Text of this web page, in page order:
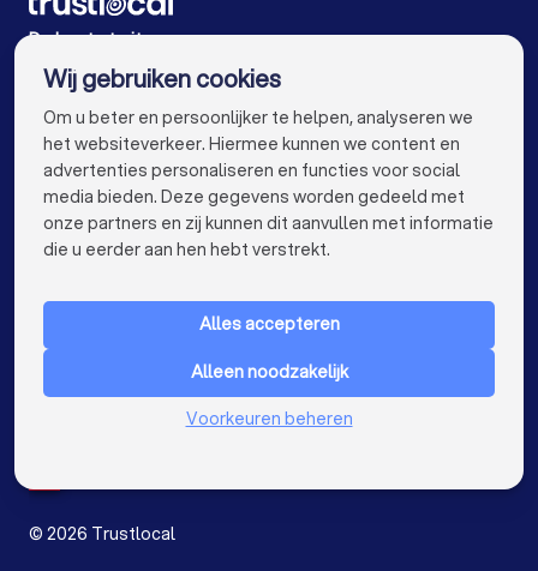
Traiteurs in Kortrijk
Traiteurs in Hasselt
Traiteurs in Sint-Niklaas
Traiteurs in Roeselare
Traiteurs in Beveren
Traiteurs in Dendermonde
Traiteurs in Beringen
Traiteurs in Turnhout
Traiteurs in Dilbeek
Traiteurs in Sint-Truiden
Traiteurs in Lokeren
Traiteurs in Brasschaat
Traiteurs in de buurt
De beste traiteurs voor u
VOOR PARTICULIEREN keyboard_arrow_down
Nederland
© 2026 Trustlocal
Wij gebruiken cookies
Om u beter en persoonlijker te helpen, analyseren we
het websiteverkeer. Hiermee kunnen we content en
advertenties personaliseren en functies voor social
media bieden. Deze gegevens worden gedeeld met
onze partners en zij kunnen dit aanvullen met informatie
die u eerder aan hen hebt verstrekt.
Alles accepteren
Alleen noodzakelijk
Voorkeuren beheren